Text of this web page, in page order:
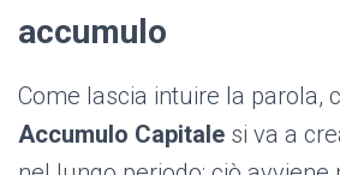
accumulo
Come lascia intuire la parola,
Accumulo Capitale si va a